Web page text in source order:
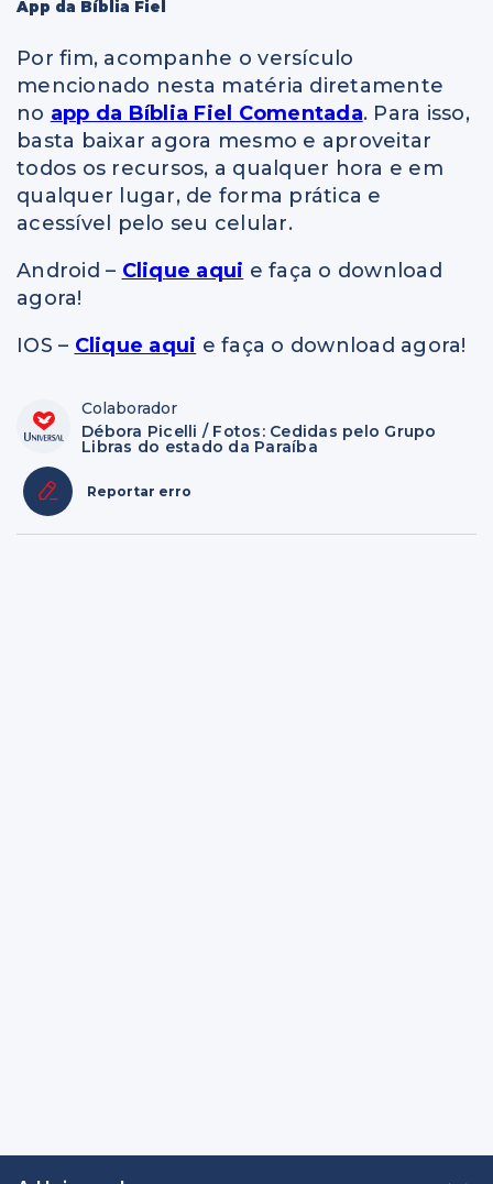
App da Bíblia Fiel
Por fim, acompanhe o versículo
mencionado nesta matéria diretamente
no app da Bíblia Fiel Comentada. Para isso,
basta baixar agora mesmo e aproveitar
todos os recursos, a qualquer hora e em
qualquer lugar, de forma prática e
acessível pelo seu celular.
Android – Clique aqui e faça o download
agora!
IOS – Clique aqui e faça o download agora!
Colaborador
Débora Picelli / Fotos: Cedidas pelo Grupo
Libras do estado da Paraíba
Reportar erro